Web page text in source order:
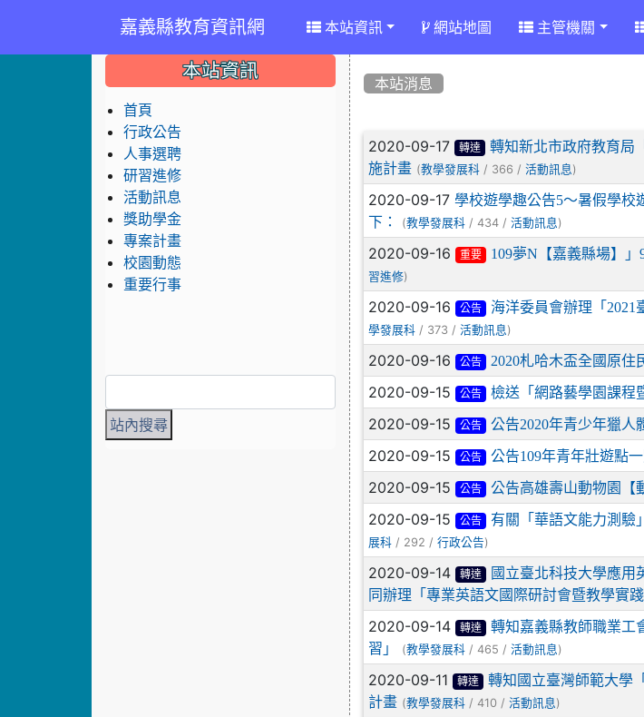
嘉義縣教育資訊網 本站資訊 網站地圖 主管機關
本站消息
文章列表
2020-09-17 轉達
轉知新北市政府教育局
施計畫 (教學發展科 / 366 /活動訊息 )
2020-09-17學校遊學趣公告5～暑假學校
下：
(教學發展科 / 434 /活動訊息 )
2020-09-16 重要 109夢N【嘉義縣場】
習進修)
2020-09-16 公告 海洋委員會辦理「2021
學發展科 / 373 /活動訊息 )
2020-09-16 公告 2020札哈木盃全國原住
2020-09-15 公告 檢送「網路藝學園課程
2020-09-15 公告 公告2020年青少年獵人
2020-09-15 公告 公告109年青年壯遊點
2020-09-15 公告 公告高雄壽山動物園【
2020-09-15 公告 有關「華語文能力測驗
展科 / 292 /行政公告)
2020-09-14 轉達
國立臺北科技大學應用
同辦理「專業英語文國際研討會暨教學實
2020-09-14 轉達
轉知嘉義縣教師職業工
習」
(教學發展科 / 465 /活動訊息 )
2020-09-11 轉達
轉知國立臺灣師範大學
計畫 (教學發展科 / 410 /活動訊息 )
::: 本站資訊
首頁
行政公告
人事選聘
研習進修
活動訊息
獎助學金
專案計畫
校園動態
重要行事